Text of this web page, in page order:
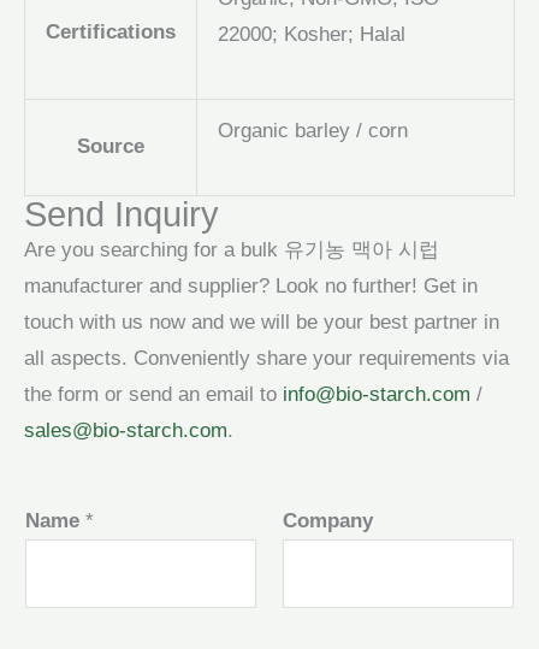
Certifications
22000; Kosher; Halal
Source
Organic barley / corn
Send Inquiry
Are you searching for a bulk 유기농 맥아 시럽
manufacturer and supplier? Look no further! Get in
touch with us now and we will be your best partner in
all aspects. Conveniently share your requirements via
the form or send an email to info@bio-starch.com /
sales@bio-starch.com.
Name * Company